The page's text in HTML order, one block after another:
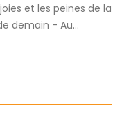
et les peines de la
demain - Au...